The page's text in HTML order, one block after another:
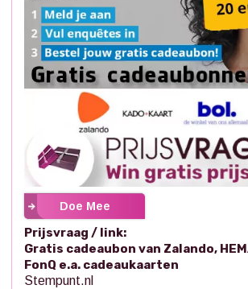
Doe Mee
Prijsvraag / link:
Gratis cadeaubon van Zalando,
FonQ e.a. cadeaukaarten
Stempunt.nl